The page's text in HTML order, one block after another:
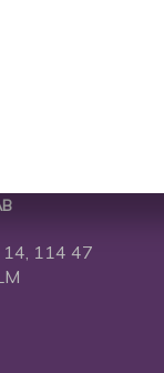
14, 114 47